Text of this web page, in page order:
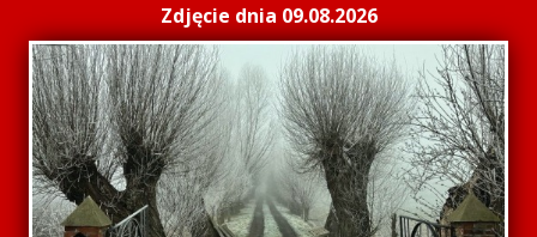
Zdjęcie dnia 09.08.2026